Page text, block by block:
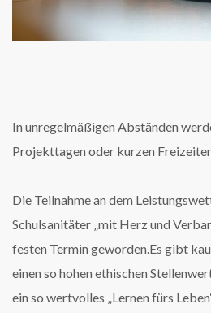
In unregelmäßigen Abständen
Projekttagen oder kurzen
Die Teilnahme an dem
Schulsanitäter „mit Herz und
festen Termin geworden.Es gibt
einen so hohen ethischen
ein so wertvolles „Lernen fürs